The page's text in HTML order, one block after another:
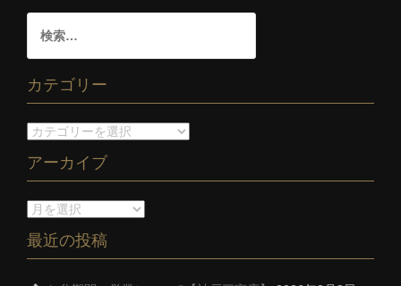
カテゴリー
アーカイブ
最近の投稿